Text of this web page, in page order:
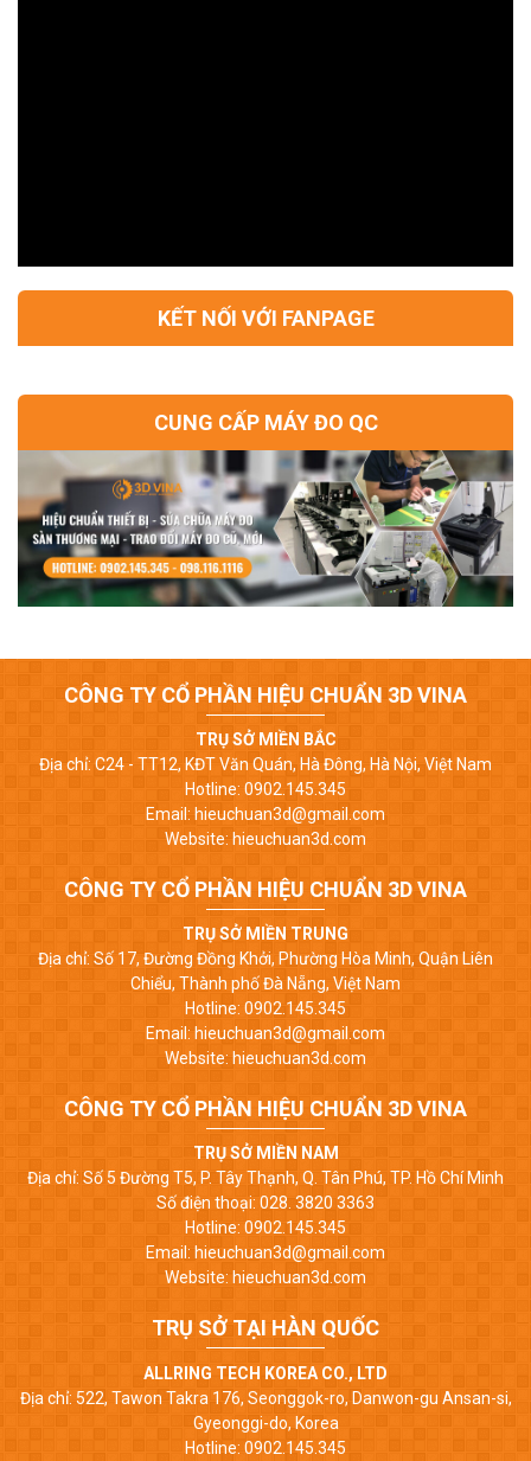
KẾT NỐI VỚI FANPAGE
CUNG CẤP MÁY ĐO QC
CÔNG TY CỔ PHẦN HIỆU CHUẨN 3D VINA
TRỤ SỞ MIỀN BẮC
Địa chỉ: C24 - TT12, KĐT Văn Quán, Hà Đông, Hà Nội, Việt Nam
Hotline: 0902.145.345
Email: hieuchuan3d@gmail.com
Website: hieuchuan3d.com
CÔNG TY CỔ PHẦN HIỆU CHUẨN 3D VINA
TRỤ SỞ MIỀN TRUNG
Địa chỉ: Số 17, Đường Đồng Khởi, Phường Hòa Minh, Quận Liên
Chiểu, Thành phố Đà Nẵng, Việt Nam
Hotline: 0902.145.345
Email: hieuchuan3d@gmail.com
Website: hieuchuan3d.com
CÔNG TY CỔ PHẦN HIỆU CHUẨN 3D VINA
TRỤ SỞ MIỀN NAM
Địa chỉ: Số 5 Đường T5, P. Tây Thạnh, Q. Tân Phú, TP. Hồ Chí Minh
Số điện thoại: 028. 3820 3363
Hotline: 0902.145.345
Email: hieuchuan3d@gmail.com
Website: hieuchuan3d.com
TRỤ SỞ TẠI HÀN QUỐC
ALLRING TECH KOREA CO., LTD
Địa chỉ: 522, Tawon Takra 176, Seonggok-ro, Danwon-gu Ansan-si,
Gyeonggi-do, Korea
Hotline: 0902.145.345